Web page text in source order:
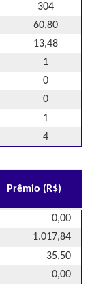
304
60,80
13,48
1
0
0
1
4
Prêmio (R$)
0,00
1.017,84
35,50
0,00